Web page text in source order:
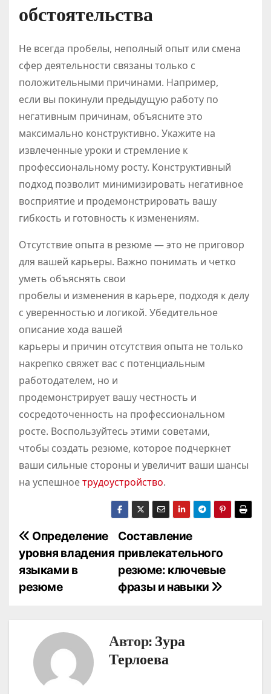
обстоятельства
Не всегда пробелы, неполный опыт или смена
сфер деятельности связаны только с
положительными причинами. Например,
если вы покинули предыдущую работу по
негативным причинам, объясните это
максимально конструктивно. Укажите на
извлеченные уроки и стремление к
профессиональному росту. Конструктивный
подход позволит минимизировать негативное
восприятие и продемонстрировать вашу
гибкость и готовность к изменениям.
Отсутствие опыта в резюме — это не приговор
для вашей карьеры. Важно понимать и четко
уметь объяснять свои
пробелы и изменения в карьере, подходя к делу
с уверенностью и логикой. Убедительное
описание хода вашей
карьеры и причин отсутствия опыта не только
накрепко свяжет вас с потенциальным
работодателем, но и
продемонстрирует вашу честность и
сосредоточенность на профессиональном
росте. Воспользуйтесь этими советами,
чтобы создать резюме, которое подчеркнет
ваши сильные стороны и увеличит ваши шансы
на успешноетрудоустройство.
Н
а
в
Составление
привлекательного
резюме: ключевые
фразы и навыки
Определение
уровня владения
языками в
резюме
Автор: Зура
Терлоева